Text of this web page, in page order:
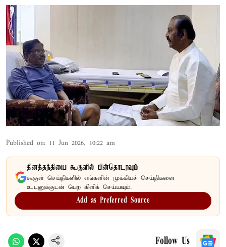
Published on: 11 Jun 2026, 10:22 am
தினத்தந்தியை கூகுளில் பின்தொடரவும்
கூகுள் செய்திகளில் எங்களின் முக்கியச் செய்திகளை
உடனுக்குடன் பெற கிளிக் செய்யவும்.
Add as Preferred Source
Follow Us